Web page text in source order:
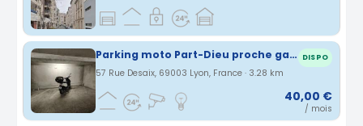
Parking moto Part-Dieu proche gare (n°154) DISPO
57 Rue Desaix, 69003 Lyon, France · 3.28 km
40,00 €
/ mois